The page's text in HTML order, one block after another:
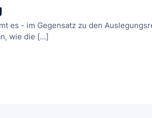
es - im Gegensatz zu den
wie die [...]